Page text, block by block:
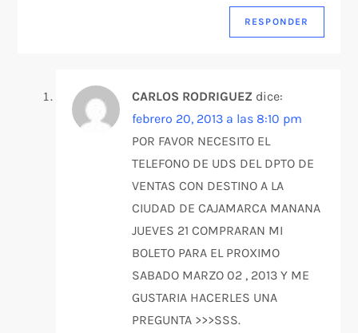
RESPONDER
CARLOS RODRIGUEZ dice:
febrero 20, 2013 a las 8:10 pm
POR FAVOR NECESITO EL
TELEFONO DE UDS DEL DPTO DE
VENTAS CON DESTINO A LA
CIUDAD DE CAJAMARCA MANANA
JUEVES 21 COMPRARAN MI
BOLETO PARA EL PROXIMO
SABADO MARZO 02 , 2013 Y ME
GUSTARIA HACERLES UNA
PREGUNTA >>>SSS.